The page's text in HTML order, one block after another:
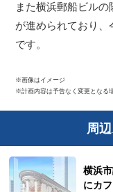
また横浜郵船ビルの
が進められており
です。
※画像はイメージ
※計画内容は予告なく変更となる
周
横浜
にカ